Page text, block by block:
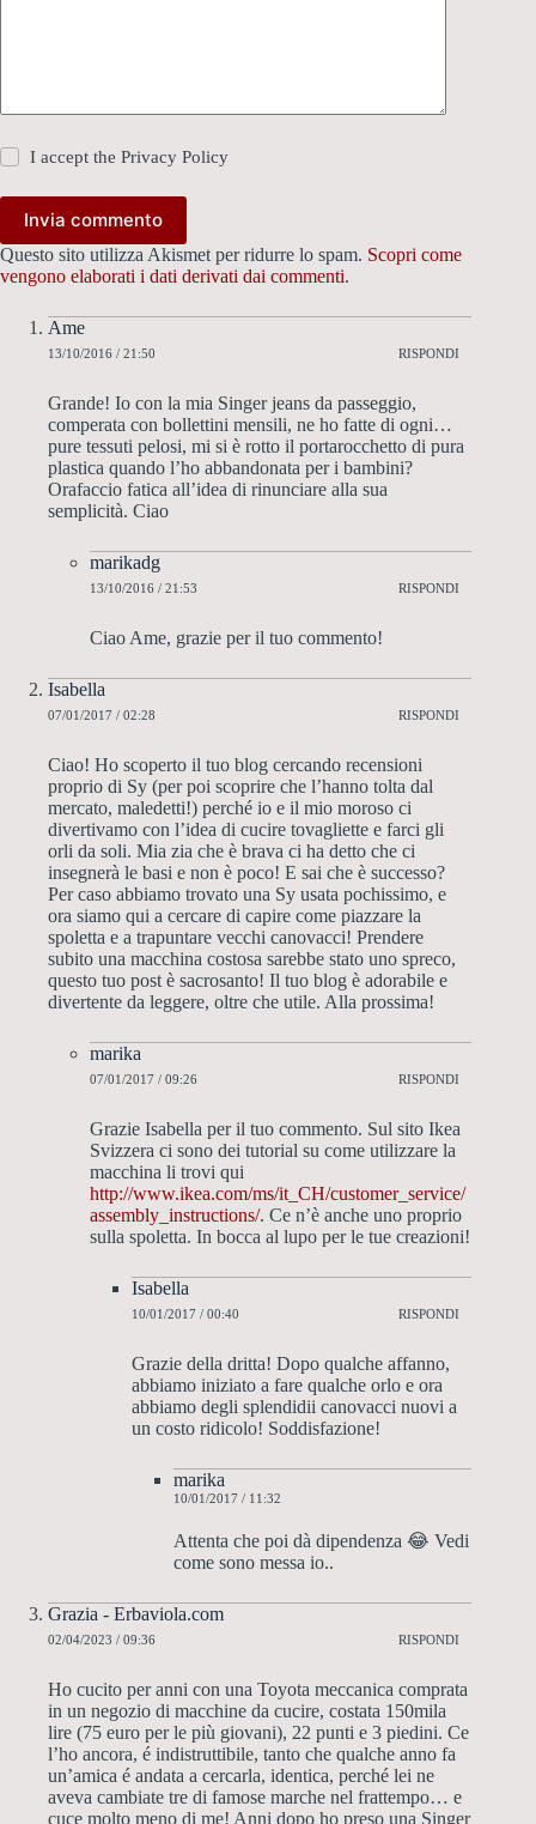
I accept thePrivacy Policy
Invia commento
Questo sito utilizza Akismet per ridurre lo spam. Scopri come
vengono elaborati i dati derivati dai commenti.
Ame
13/10/2016 / 21:50 RISPONDI
Grande! Io con la mia Singer jeans da passeggio,
comperata con bollettini mensili, ne ho fatte di ogni…
pure tessuti pelosi, mi si è rotto il portarocchetto di pura
plastica quando l’ho abbandonata per i bambini?
Orafaccio fatica all’idea di rinunciare alla sua
semplicità. Ciao
marikadg
13/10/2016 / 21:53 RISPONDI
Ciao Ame, grazie per il tuo commento!
Isabella
07/01/2017 / 02:28 RISPONDI
Ciao! Ho scoperto il tuo blog cercando recensioni
proprio di Sy (per poi scoprire che l’hanno tolta dal
mercato, maledetti!) perché io e il mio moroso ci
divertivamo con l’idea di cucire tovagliette e farci gli
orli da soli. Mia zia che è brava ci ha detto che ci
insegnerà le basi e non è poco! E sai che è successo?
Per caso abbiamo trovato una Sy usata pochissimo, e
ora siamo qui a cercare di capire come piazzare la
spoletta e a trapuntare vecchi canovacci! Prendere
subito una macchina costosa sarebbe stato uno spreco,
questo tuo post è sacrosanto! Il tuo blog è adorabile e
divertente da leggere, oltre che utile. Alla prossima!
marika
07/01/2017 / 09:26 RISPONDI
Grazie Isabella per il tuo commento. Sul sito Ikea
Svizzera ci sono dei tutorial su come utilizzare la
macchina li trovi qui
http://www.ikea.com/ms/it_CH/customer_service/
assembly_instructions/. Ce n’è anche uno proprio
sulla spoletta. In bocca al lupo per le tue creazioni!
Isabella
10/01/2017 / 00:40 RISPONDI
Grazie della dritta! Dopo qualche affanno,
abbiamo iniziato a fare qualche orlo e ora
abbiamo degli splendidii canovacci nuovi a
un costo ridicolo! Soddisfazione!
marika
10/01/2017 / 11:32
Attenta che poi dà dipendenza 😂 Vedi
come sono messa io..
Grazia - Erbaviola.com
02/04/2023 / 09:36 RISPONDI
Ho cucito per anni con una Toyota meccanica comprata
in un negozio di macchine da cucire, costata 150mila
lire (75 euro per le più giovani), 22 punti e 3 piedini. Ce
l’ho ancora, é indistruttibile, tanto che qualche anno fa
un’amica é andata a cercarla, identica, perché lei ne
aveva cambiate tre di famose marche nel frattempo… e
cuce molto meno di me! Anni dopo ho preso una Singer